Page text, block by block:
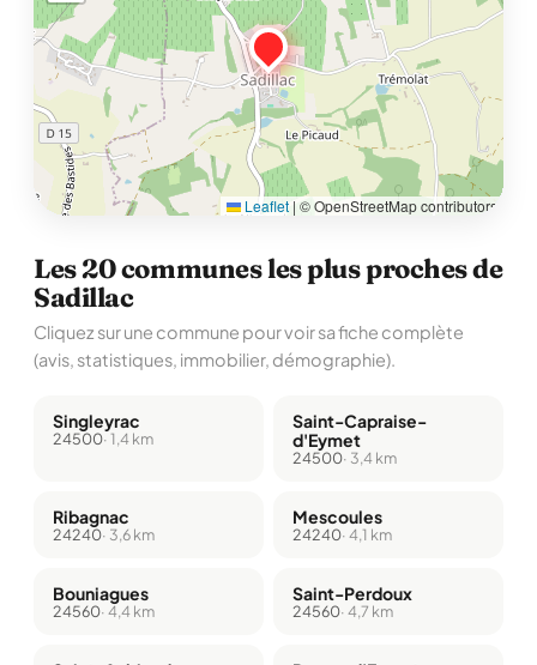
Leaflet | © OpenStreetMap contributors
Les 20 communes les plus proches de
Sadillac
Cliquez sur une commune pour voir sa fiche complète
(avis, statistiques, immobilier, démographie).
Singleyrac
24500· 1,4 km
Saint-Capraise-
d'Eymet
24500· 3,4 km
Ribagnac
24240· 3,6 km
Mescoules
24240· 4,1 km
Bouniagues
24560· 4,4 km
Saint-Perdoux
24560· 4,7 km